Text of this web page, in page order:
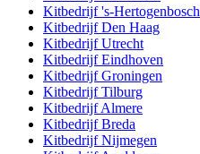
Kitbedrijf's-Hertogenbosch
KitbedrijfDen Haag
KitbedrijfUtrecht
KitbedrijfEindhoven
KitbedrijfGroningen
KitbedrijfTilburg
KitbedrijfAlmere
KitbedrijfBreda
KitbedrijfNijmegen